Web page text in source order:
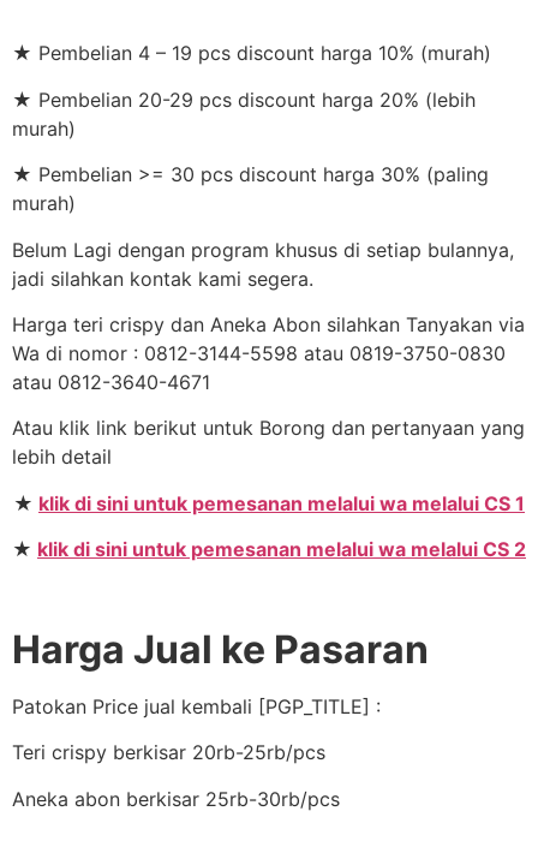
★ Pembelian 4 – 19 pcs discount harga 10% (murah)
★ Pembelian 20-29 pcs discount harga 20% (lebih
murah)
★ Pembelian >= 30 pcs discount harga 30% (paling
murah)
Belum Lagi dengan program khusus di setiap bulannya,
jadi silahkan kontak kami segera.
Harga teri crispy dan Aneka Abon silahkan Tanyakan via
Wa di nomor : 0812-3144-5598 atau 0819-3750-0830
atau 0812-3640-4671
Atau klik link berikut untuk Borong dan pertanyaan yang
lebih detail
★ klik di sini untuk pemesanan melalui wa melalui CS 1
★ klik di sini untuk pemesanan melalui wa melalui CS 2
Harga Jual ke Pasaran
Patokan Price jual kembali [PGP_TITLE] :
Teri crispy berkisar 20rb-25rb/pcs
Aneka abon berkisar 25rb-30rb/pcs